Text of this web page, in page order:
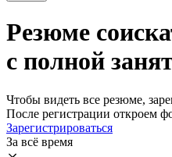
Резюме
с полной
Чтобы видеть все резюме,
После регистрации откроем
Зарегистрироваться
За всё время